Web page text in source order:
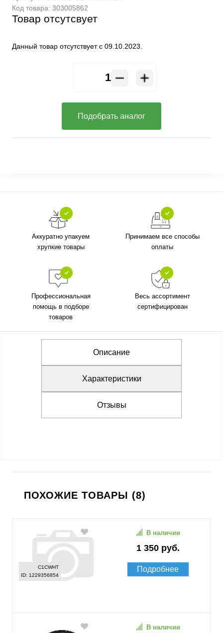
Код товара: 303005862
Товар отсутсвует
Данный товар отсутствует с 09.10.2023.
Подобрать аналог
Аккуратно упакуем
хрупкие товары
Принимаем все способы
оплаты
Профессиональная
помощь в подборе
товаров
Весь ассортимент
сертифицирован
Описание
Характеристики
Отзывы
ПОХОЖИЕ ТОВАРЫ (8)
C1CWHT
ID: 1229356854
1 350 руб.
В наличии
Подробнее
В наличии